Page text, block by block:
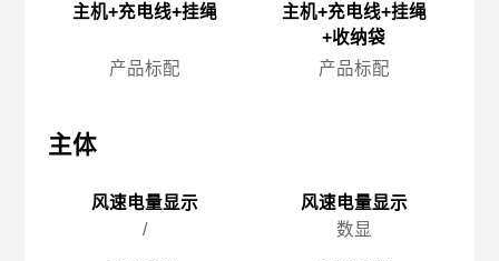
主机+充电线+挂绳
产品标配
主体
风速电量显示
/
主机+充电线+挂绳
+收纳袋
产品标配
风速电量显示
数显